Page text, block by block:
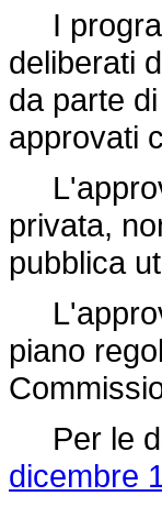
I
deliberati
da parte
approvati
privata,
pubblica
piano
Per le
dicembre